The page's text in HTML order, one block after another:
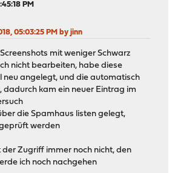
PM
05:03:25 PM by jinn
mit weniger Schwarz
nicht bearbeiten, habe diese
neu angelegt, und die automatisch
dadurch kam ein neuer Eintrag im
die Spamhaus listen gelegt,
werden
Zugriff immer noch nicht, den
ich noch nachgehen